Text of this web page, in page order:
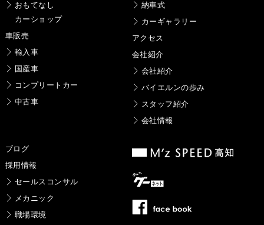
おもてなし
カーショップ
車販売
輸入車
国産車
コンプリートカー
中古車
納車式
カーギャラリー
アクセス
会社紹介
会社紹介
バイエルンの歩み
スタッフ紹介
会社情報
ブログ
採用情報
セールスコンサル
メカニック
職場環境